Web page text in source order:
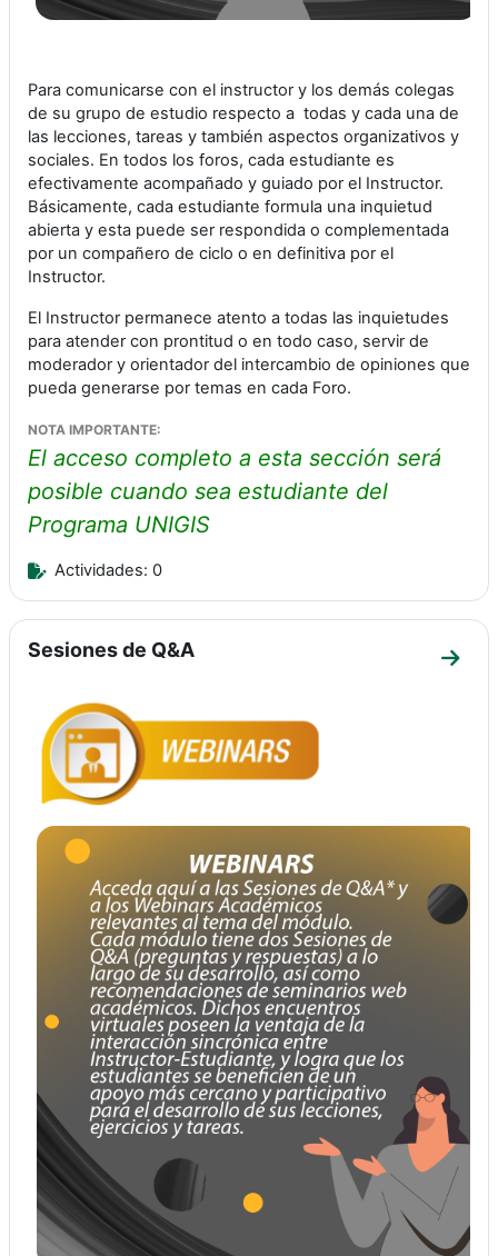
Para comunicarse con el instructor y los demás colegas
de su grupo de estudio respecto a todas y cada una de
las lecciones, tareas y también aspectos organizativos y
sociales. En todos los foros, cada estudiante es
efectivamente acompañado y guiado por el Instructor.
Básicamente, cada estudiante formula una inquietud
abierta y esta puede ser respondida o complementada
por un compañero de ciclo o en definitiva por el
Instructor.
El Instructor permanece atento a todas las inquietudes
para atender con prontitud o en todo caso, servir de
moderador y orientador del intercambio de opiniones que
pueda generarse por temas en cada Foro.
NOTA IMPORTANTE:
El acceso completo a esta sección será
posible cuando sea estudiante del
Programa UNIGIS
Actividades: 0
Sesiones de Q&A
Ir a